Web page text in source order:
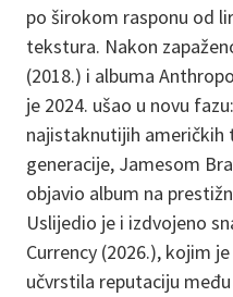
po širokom rasponu od
tekstura. Nakon
(2018.) i albuma
je 2024. ušao u novu
najistaknutijih
generacije, Jamesom
objavio album na
Uslijedio je i izdvojeno
Currency (2026.), kojim
učvrstila reputaciju